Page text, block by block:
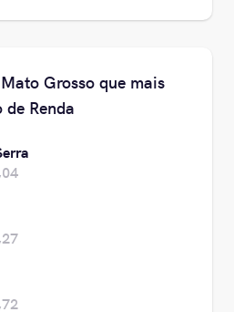
Grosso que mais
Renda